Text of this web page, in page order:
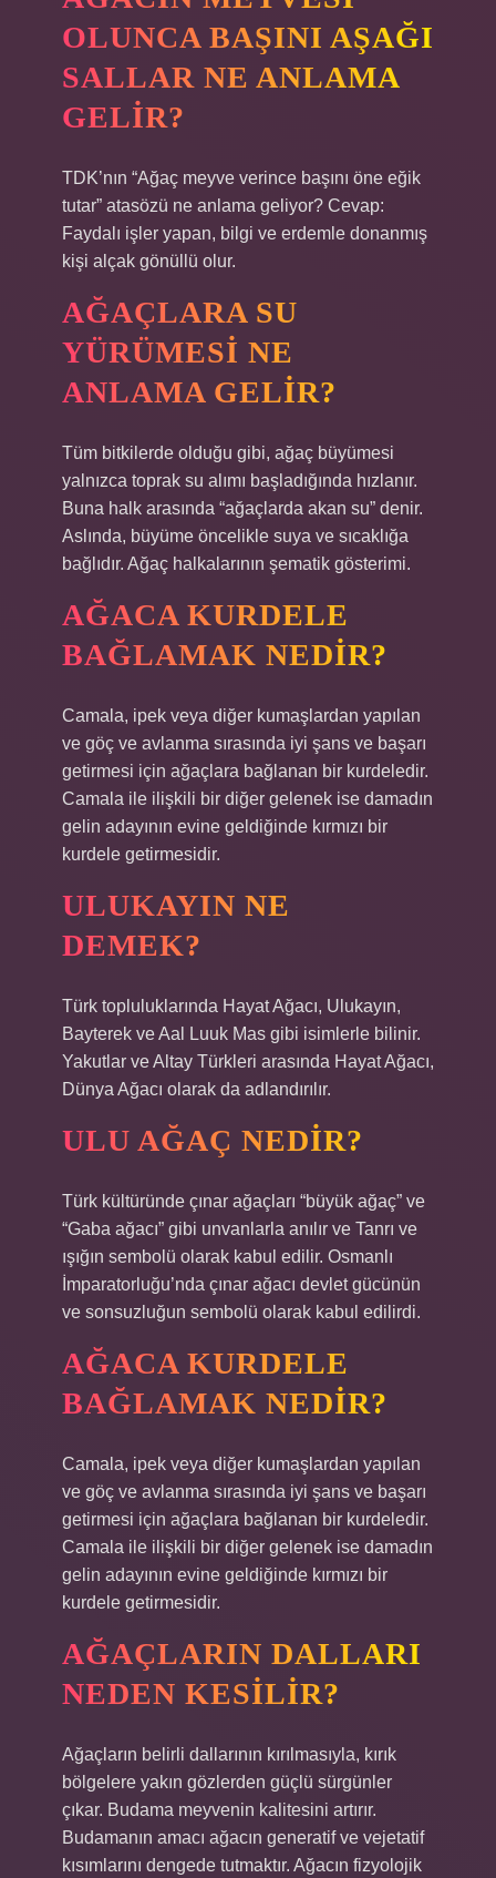
OLUNCA BAŞINI AŞAĞI
SALLAR NE ANLAMA
GELIR?
TDK’nın “Ağaç meyve verince başını öne eğik
tutar” atasözü ne anlama geliyor? Cevap:
Faydalı işler yapan, bilgi ve erdemle donanmış
kişi alçak gönüllü olur.
AĞAÇLARA SU
YÜRÜMESI NE
ANLAMA GELIR?
Tüm bitkilerde olduğu gibi, ağaç büyümesi
yalnızca toprak su alımı başladığında hızlanır.
Buna halk arasında “ağaçlarda akan su” denir.
Aslında, büyüme öncelikle suya ve sıcaklığa
bağlıdır. Ağaç halkalarının şematik gösterimi.
AĞACA KURDELE
BAĞLAMAK NEDIR?
Camala, ipek veya diğer kumaşlardan yapılan
ve göç ve avlanma sırasında iyi şans ve başarı
getirmesi için ağaçlara bağlanan bir kurdeledir.
Camala ile ilişkili bir diğer gelenek ise damadın
gelin adayının evine geldiğinde kırmızı bir
kurdele getirmesidir.
ULUKAYIN NE
DEMEK?
Türk topluluklarında Hayat Ağacı, Ulukayın,
Bayterek ve Aal Luuk Mas gibi isimlerle bilinir.
Yakutlar ve Altay Türkleri arasında Hayat Ağacı,
Dünya Ağacı olarak da adlandırılır.
ULU AĞAÇ NEDIR?
Türk kültüründe çınar ağaçları “büyük ağaç” ve
“Gaba ağacı” gibi unvanlarla anılır ve Tanrı ve
ışığın sembolü olarak kabul edilir. Osmanlı
İmparatorluğu’nda çınar ağacı devlet gücünün
ve sonsuzluğun sembolü olarak kabul edilirdi.
AĞACA KURDELE
BAĞLAMAK NEDIR?
Camala, ipek veya diğer kumaşlardan yapılan
ve göç ve avlanma sırasında iyi şans ve başarı
getirmesi için ağaçlara bağlanan bir kurdeledir.
Camala ile ilişkili bir diğer gelenek ise damadın
gelin adayının evine geldiğinde kırmızı bir
kurdele getirmesidir.
AĞAÇLARIN DALLARI
NEDEN KESILIR?
Ağaçların belirli dallarının kırılmasıyla, kırık
bölgelere yakın gözlerden güçlü sürgünler
çıkar. Budama meyvenin kalitesini artırır.
Budamanın amacı ağacın generatif ve vejetatif
kısımlarını dengede tutmaktır. Ağacın fizyolojik